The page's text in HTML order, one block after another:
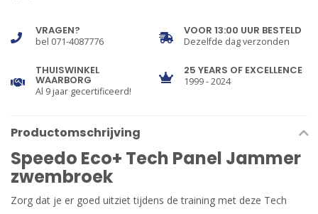
VRAGEN?
bel 071-4087776
VOOR 13:00 UUR BESTELD
Dezelfde dag verzonden
THUISWINKEL
WAARBORG
Al 9 jaar gecertificeerd!
25 YEARS OF EXCELLENCE
1999 - 2024
Productomschrijving
Speedo Eco+ Tech Panel Jammer
zwembroek
Zorg dat je er goed uitziet tijdens de training met deze Tech